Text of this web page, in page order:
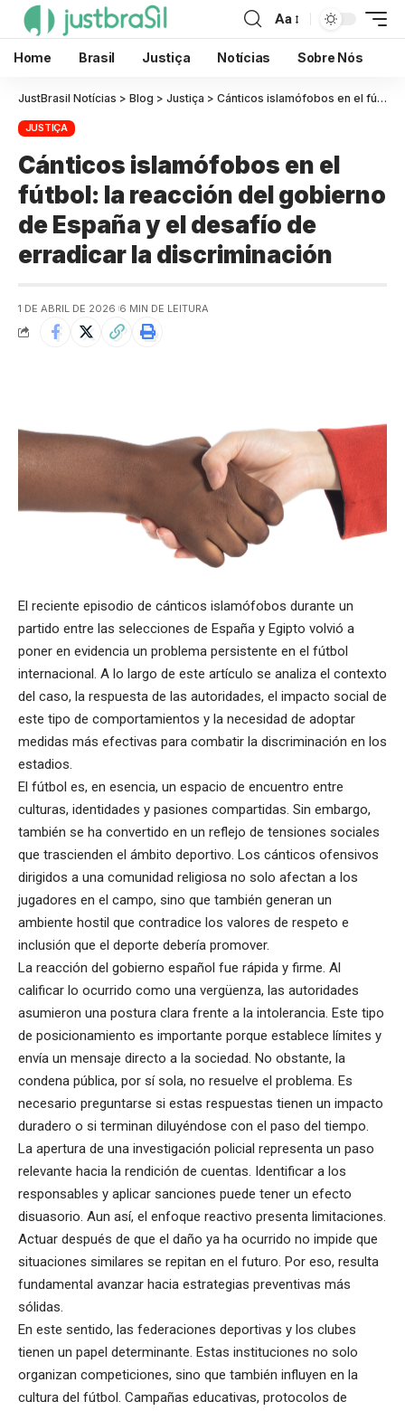
Aa
Home Brasil Justiça Notícias Sobre Nós
JustBrasil Notícias > Blog > Justiça > Cánticos islamófobos en el fútbol: la reacción del gobierno de España y el desafío de erradicar la discriminación
JUSTIÇA
Cánticos islamófobos en el
fútbol: la reacción del gobierno
de España y el desafío de
erradicar la discriminación
1 DE ABRIL DE 2026 6 MIN DE LEITURA
El reciente episodio de cánticos islamófobos durante un
partido entre las selecciones de España y Egipto volvió a
poner en evidencia un problema persistente en el fútbol
internacional. A lo largo de este artículo se analiza el contexto
del caso, la respuesta de las autoridades, el impacto social de
este tipo de comportamientos y la necesidad de adoptar
medidas más efectivas para combatir la discriminación en los
estadios.
El fútbol es, en esencia, un espacio de encuentro entre
culturas, identidades y pasiones compartidas. Sin embargo,
también se ha convertido en un reflejo de tensiones sociales
que trascienden el ámbito deportivo. Los cánticos ofensivos
dirigidos a una comunidad religiosa no solo afectan a los
jugadores en el campo, sino que también generan un
ambiente hostil que contradice los valores de respeto e
inclusión que el deporte debería promover.
La reacción del gobierno español fue rápida y firme. Al
calificar lo ocurrido como una vergüenza, las autoridades
asumieron una postura clara frente a la intolerancia. Este tipo
de posicionamiento es importante porque establece límites y
envía un mensaje directo a la sociedad. No obstante, la
condena pública, por sí sola, no resuelve el problema. Es
necesario preguntarse si estas respuestas tienen un impacto
duradero o si terminan diluyéndose con el paso del tiempo.
La apertura de una investigación policial representa un paso
relevante hacia la rendición de cuentas. Identificar a los
responsables y aplicar sanciones puede tener un efecto
disuasorio. Aun así, el enfoque reactivo presenta limitaciones.
Actuar después de que el daño ya ha ocurrido no impide que
situaciones similares se repitan en el futuro. Por eso, resulta
fundamental avanzar hacia estrategias preventivas más
sólidas.
En este sentido, las federaciones deportivas y los clubes
tienen un papel determinante. Estas instituciones no solo
organizan competiciones, sino que también influyen en la
cultura del fútbol. Campañas educativas, protocolos de